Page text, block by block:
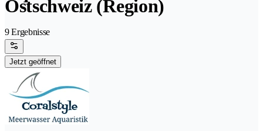
Ostschweiz (Region)
9 Ergebnisse
Jetzt geöffnet